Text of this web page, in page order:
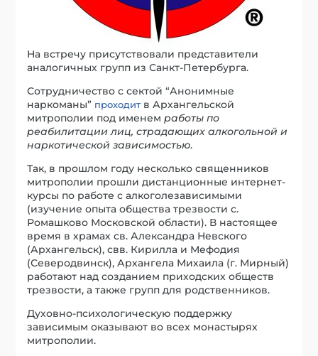
На встречу присутствовали представители
аналогичных групп из Санкт-Петербурга.
Сотрудничество с сектой “Анонимные
наркоманы” проходитв Архангельской
митрополии под именемработы по
реабилитации лиц, страдающих алкогольной и
наркотической зависимостью.
Так, в прошлом году несколько священников
митрополии прошли дистанционные интернет-
курсы по работе с алкоголезависимыми
(изучение опыта общества трезвости с.
Ромашково Московской области). В настоящее
время в храмах св. Александра Невского
(Архангельск), свв. Кирилла и Мефодия
(Северодвинск), Архангела Михаила (г. Мирный)
работают над созданием приходских обществ
трезвости, а также групп для родственников.
Духовно-психологическую поддержку
зависимым оказывают во всех монастырях
митрополии.